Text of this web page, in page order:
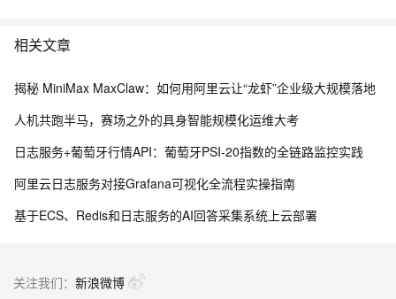
相关文章
揭秘 MiniMax MaxClaw：如何用阿里云让“龙虾”企业级大规模落地
人机共跑半马，赛场之外的具身智能规模化运维大考
日志服务+葡萄牙行情API：葡萄牙PSI-20指数的全链路监控实践
阿里云日志服务对接Grafana可视化全流程实操指南
基于ECS、Redis和日志服务的AI回答采集系统上云部署
关注我们： 新浪微博